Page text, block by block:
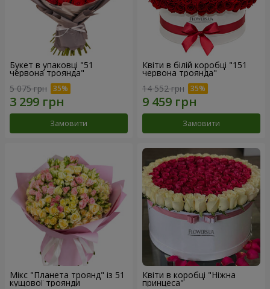
Букет в упаковці "51
червона троянда"
5 075 грн
Замовити
Квіти в білій коробці "151
червона троянда"
14 552 грн
Замовити
Мікс "Планета троянд" із 51
кущової троянди
Квіти в коробці "Ніжна
принцеса"